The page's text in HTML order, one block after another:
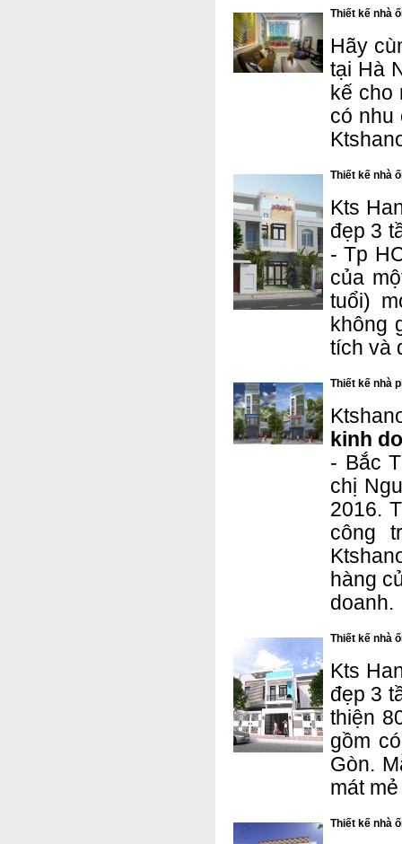
Thiết kế nhà
Hãy
tại Hà
kế cho
có nhu
Thiết kế nhà
Kts
đẹp 3
- Tp
của
tuổi)
không
tích và
Thiết kế nhà
kinh
- Bắc
chị
2016.
công
hàng
doanh.
Thiết kế nhà
Kts
đẹp 3
thiện
gồm
Gòn.
mát
Thiết kế nhà